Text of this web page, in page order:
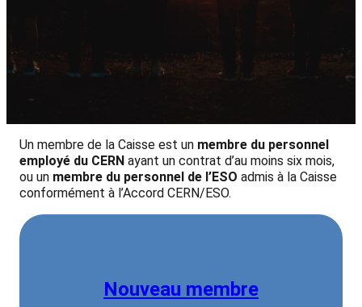
Un membre de la Caisse est un membre du personnel
employé du CERN ayant un contrat d’au moins six mois,
ou un membre du personnel de l’ESO admis à la Caisse
conformément à l’Accord CERN/ESO.
Nouveau membre